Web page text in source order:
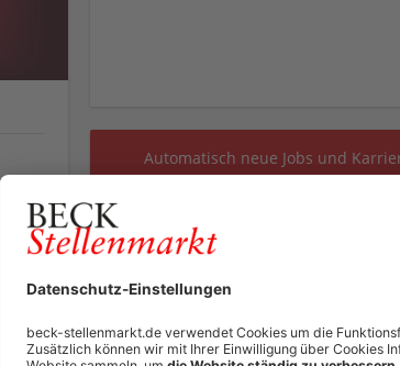
Automatisch neue Jobs und